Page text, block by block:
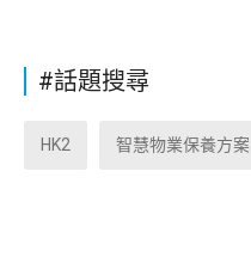
#話題搜尋
HK2 智慧物業保養方案